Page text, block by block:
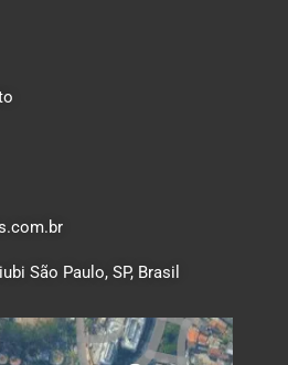
São Paulo, SP, Brasil